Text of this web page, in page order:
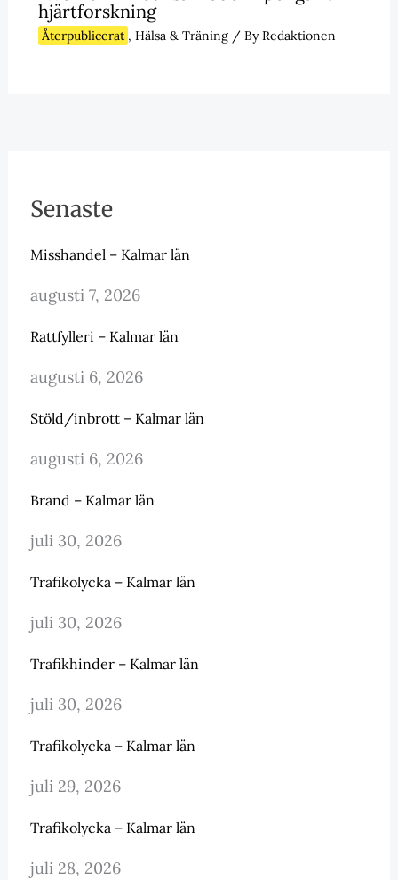
hjärtforskning
Återpublicerat , Hälsa & Träning/ ByRedaktionen
Senaste
Misshandel – Kalmar län
augusti 7, 2026
Rattfylleri – Kalmar län
augusti 6, 2026
Stöld/inbrott – Kalmar län
augusti 6, 2026
Brand – Kalmar län
juli 30, 2026
Trafikolycka – Kalmar län
juli 30, 2026
Trafikhinder – Kalmar län
juli 30, 2026
Trafikolycka – Kalmar län
juli 29, 2026
Trafikolycka – Kalmar län
juli 28, 2026